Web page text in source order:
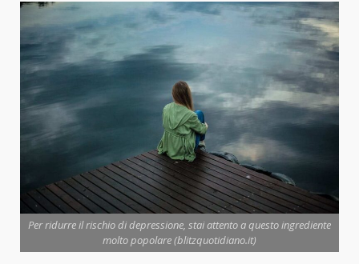
Per ridurre il rischio di depressione, stai attento a questo ingrediente
molto popolare (blitzquotidiano.it)